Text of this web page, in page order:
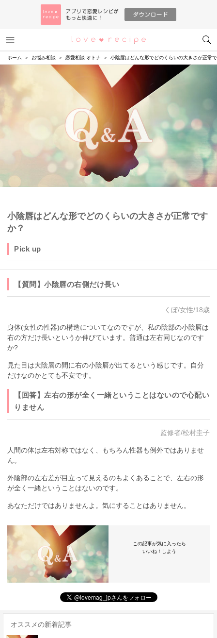
恋愛レシピ
ホーム お悩み相談 恋愛相談 オトナ 小陰唇はどんな形でどのくらいの大きさが正常
小陰唇はどんな形でどのくらいの大きさが正常です
か？
Pick up
【質問】小陰唇の右側だけ長い
くぼ/女性/18歳
身体(女性の性器)の構造についてなのですが、私の陰部の小陰唇は
右の方だけ長いというか伸びています。普通は左右同じなのです
か?
見た目は大陰唇の間に右の小陰唇が出てるという感じです。自分
だけなのかとても不安です。
【回答】左右の形が全く一緒ということはないので心配い
りません
監修者/松村圭子
人間の体は左右対称ではなく、もちろん性器も例外ではありませ
ん。
外陰部の左右差が目立って見えるのもよくあることで、左右の形
が全く一緒ということはないのです。
あなただけではありませんよ。気にすることはありません。
この記事が気に入ったら
いいね！しよう
オススメの新着記事